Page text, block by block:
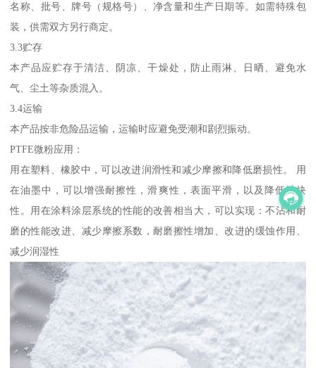
名称、批号、牌号（规格号）、净含量和生产日期等。如需特殊包
装，供需双方另行商定。
3.3贮存
本产品应贮存于清洁、阴凉、干燥处，防止雨淋、日晒、避免水
气、尘土等杂质混入。
3.4运输
本产品按非危险品运输，运输时应避免受潮和剧烈振动。
PTFE微粉应用：
用在塑料、橡胶中，可以改进润滑性和减少摩擦和降低磨损性。 用
在油墨中，可以增强耐擦性，滑爽性，表面平滑，以及降低结块
性。用在涂料涂层系统的性能的改善相当大，可以实现：不沾和耐
磨的性能改进、减少摩擦系数，耐磨擦性增加、改进的缓蚀作用、
减少润湿性